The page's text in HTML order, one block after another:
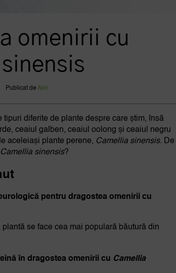
omenirii cu
Publicat deAlin
tipuri diferite de plante despre care știm, însă
ceaiul galben, ceaiul oolong și ceaiul negru
aceleiași plante perene, Camellia sinensis. De
Camellia sinensis?
pentru dragostea omenirii cu
se face cea mai populară băutură din
în dragostea omenirii cu Camellia